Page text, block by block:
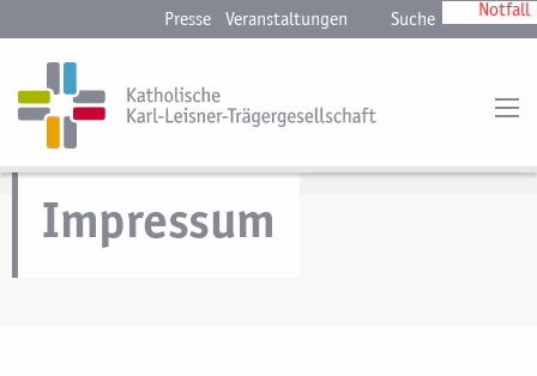
Presse Veranstaltungen Suche Notfall
Impressum